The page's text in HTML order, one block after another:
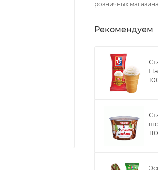
розничных
Рекомендуем